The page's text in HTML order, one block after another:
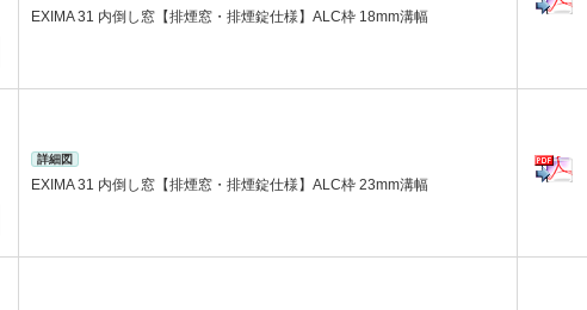
EXIMA 31 内倒し窓【排煙窓・排煙錠仕様】ALC枠 18mm溝幅
詳細図
EXIMA 31 内倒し窓【排煙窓・排煙錠仕様】ALC枠 23mm溝幅